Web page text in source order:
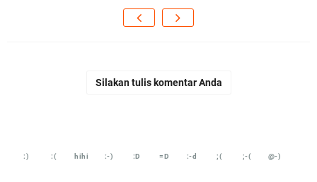
Silakan tulis komentar Anda
:) :( hihi :-) :D =D :-d ;( ;-( @-)